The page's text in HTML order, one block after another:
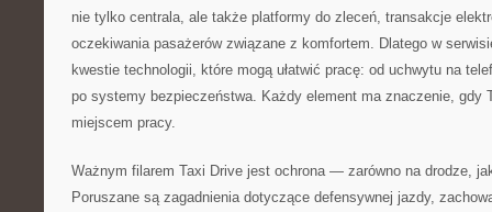
nie tylko centrala, ale także platformy do zleceń, transakcje
oczekiwania pasażerów związane z komfortem. Dlatego w
kwestie technologii, które mogą ułatwić pracę: od uchwytu na
po systemy bezpieczeństwa. Każdy element ma znaczenie, gdy
miejscem pracy.
Ważnym filarem Taxi Drive jest ochrona — zarówno na drodze,
Poruszane są zagadnienia dotyczące defensywnej jazdy,